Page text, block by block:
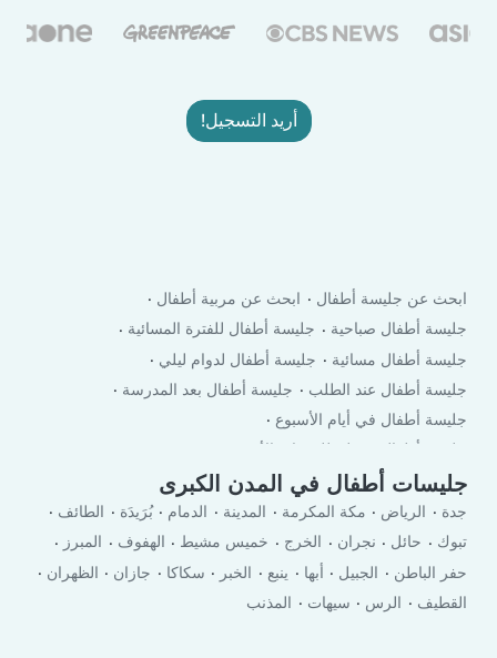
أريد التسجيل!
ابحث عن جليسة أطفال
ابحث عن مربية أطفال
جليسة أطفال صباحية
جليسة أطفال للفترة المسائية
جليسة أطفال مسائية
جليسة أطفال لدوام ليلي
جليسة أطفال عند الطلب
جليسة أطفال بعد المدرسة
جليسة أطفال في أيام الأسبوع
جليسة أطفال في لعطلة نهاية الأسبوع
جليسات أطفال في المدن الكبرى
جدة الرياض مكة المكرمة المدينة الدمام بُرَيدَة
الطائف
تبوك
حائل نجران الخرج خميس مشيط الهفوف
المبرز
حفر الباطن‎
الجبيل أبها ينبع الخبر سكاكا جازان
الظهران
القطيف
الرس سيهات المذنب